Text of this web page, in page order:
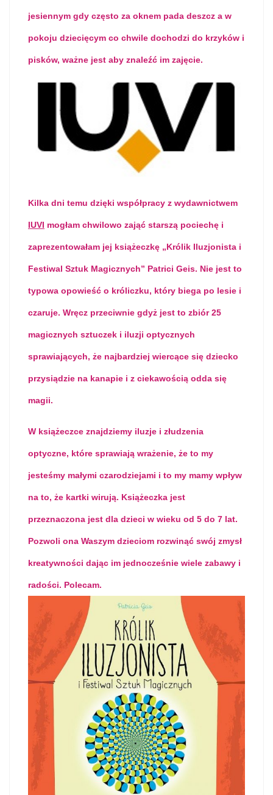
jesiennym gdy często za oknem pada deszcz a w
pokoju dziecięcym co chwile dochodzi do krzyków i
pisków, ważne jest aby znaleźć im zajęcie.
Kilka dni temu dzięki współpracy z wydawnictwem
IUVI mogłam chwilowo zająć starszą pociechę i
zaprezentowałam jej książeczkę „Królik Iluzjonista i
Festiwal Sztuk Magicznych” Patrici Geis. Nie jest to
typowa opowieść o króliczku, który biega po lesie i
czaruje. Wręcz przeciwnie gdyż jest to zbiór 25
magicznych sztuczek i iluzji optycznych
sprawiających, że najbardziej wiercące się dziecko
przysiądzie na kanapie i z ciekawością odda się
magii.
W książeczce znajdziemy iluzje i złudzenia
optyczne, które sprawiają wrażenie, że to my
jesteśmy małymi czarodziejami i to my mamy wpływ
na to, że kartki wirują. Książeczka jest
przeznaczona jest dla dzieci w wieku od 5 do 7 lat.
Pozwoli ona Waszym dzieciom rozwinąć swój zmysł
kreatywności dając im jednocześnie wiele zabawy i
radości. Polecam.